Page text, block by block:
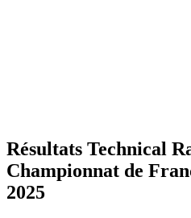
Résultats Technical
Championnat de
2025